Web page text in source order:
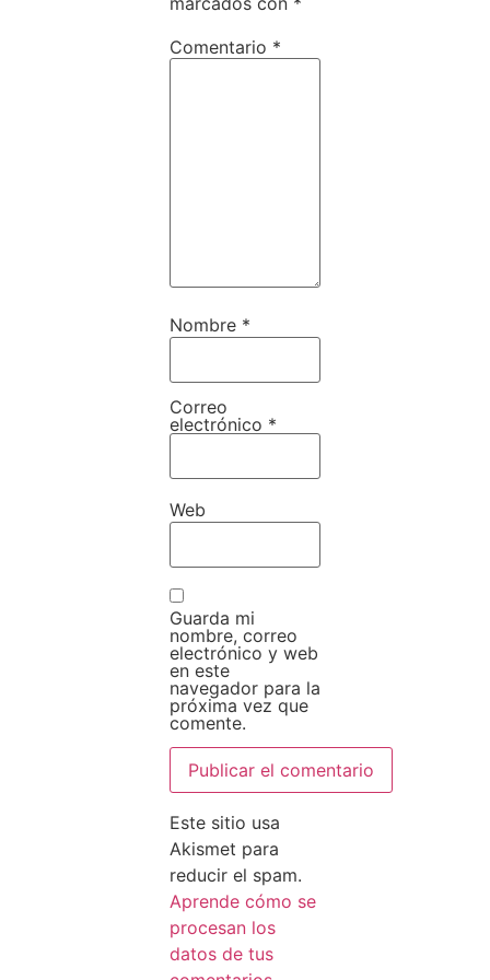
Comentario *
Nombre *
Correo
electrónico *
Web
Guarda mi
nombre, correo
electrónico y web
en este
navegador para la
próxima vez que
comente.
Este sitio usa
Akismet para
reducir el spam.
Aprende cómo se
procesan los
datos de tus